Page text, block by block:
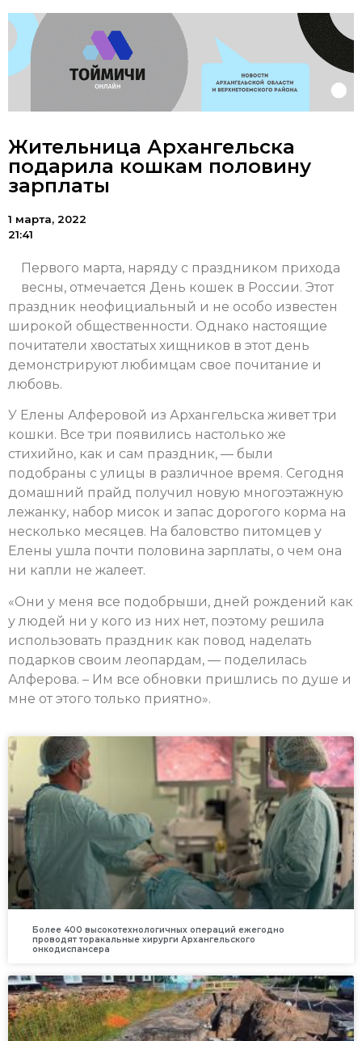
Жительница Архангельска
подарила кошкам половину
зарплаты
1 марта, 2022
21:41
Первого марта, наряду с праздником прихода
весны, отмечается День кошек в России. Этот
праздник неофициальный и не особо известен
широкой общественности. Однако настоящие
почитатели хвостатых хищников в этот день
демонстрируют любимцам свое почитание и
любовь.
У Елены Алферовой из Архангельска живет три
кошки. Все три появились настолько же
стихийно, как и сам праздник, — были
подобраны с улицы в различное время. Сегодня
домашний прайд получил новую многоэтажную
лежанку, набор мисок и запас дорогого корма на
несколько месяцев. На баловство питомцев у
Елены ушла почти половина зарплаты, о чем она
ни капли не жалеет.
«Они у меня все подобрыши, дней рождений как
у людей ни у кого из них нет, поэтому решила
использовать праздник как повод наделать
подарков своим леопардам, — поделилась
Алферова. – Им все обновки пришлись по душе и
мне от этого только приятно».
Более 400 высокотехнологичных операций ежегодно
проводят торакальные хирурги Архангельского
онкодиспансера